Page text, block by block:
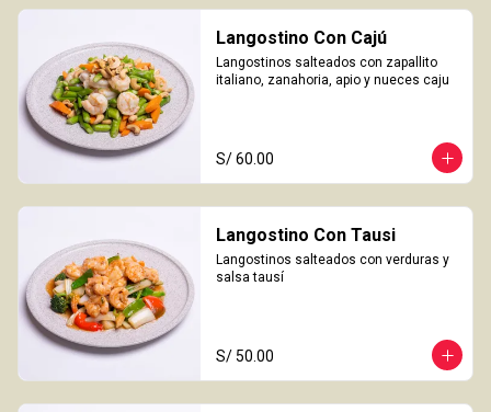
Langostino Con Cajú
Langostinos salteados con zapallito
italiano, zanahoria, apio y nueces caju
S/ 60.00
Langostino Con Tausi
Langostinos salteados con verduras y
salsa tausí
S/ 50.00